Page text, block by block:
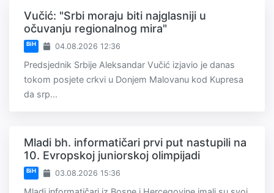
Vučić: "Srbi moraju biti najglasniji u
očuvanju regionalnog mira"
BiH 04.08.2026 12:36
Predsjednik Srbije Aleksandar Vučić izjavio je danas
tokom posjete crkvi u Donjem Malovanu kod Kupresa
da srp...
Mladi bh. informatičari prvi put nastupili na
10. Evropskoj juniorskoj olimpijadi
BiH 03.08.2026 15:36